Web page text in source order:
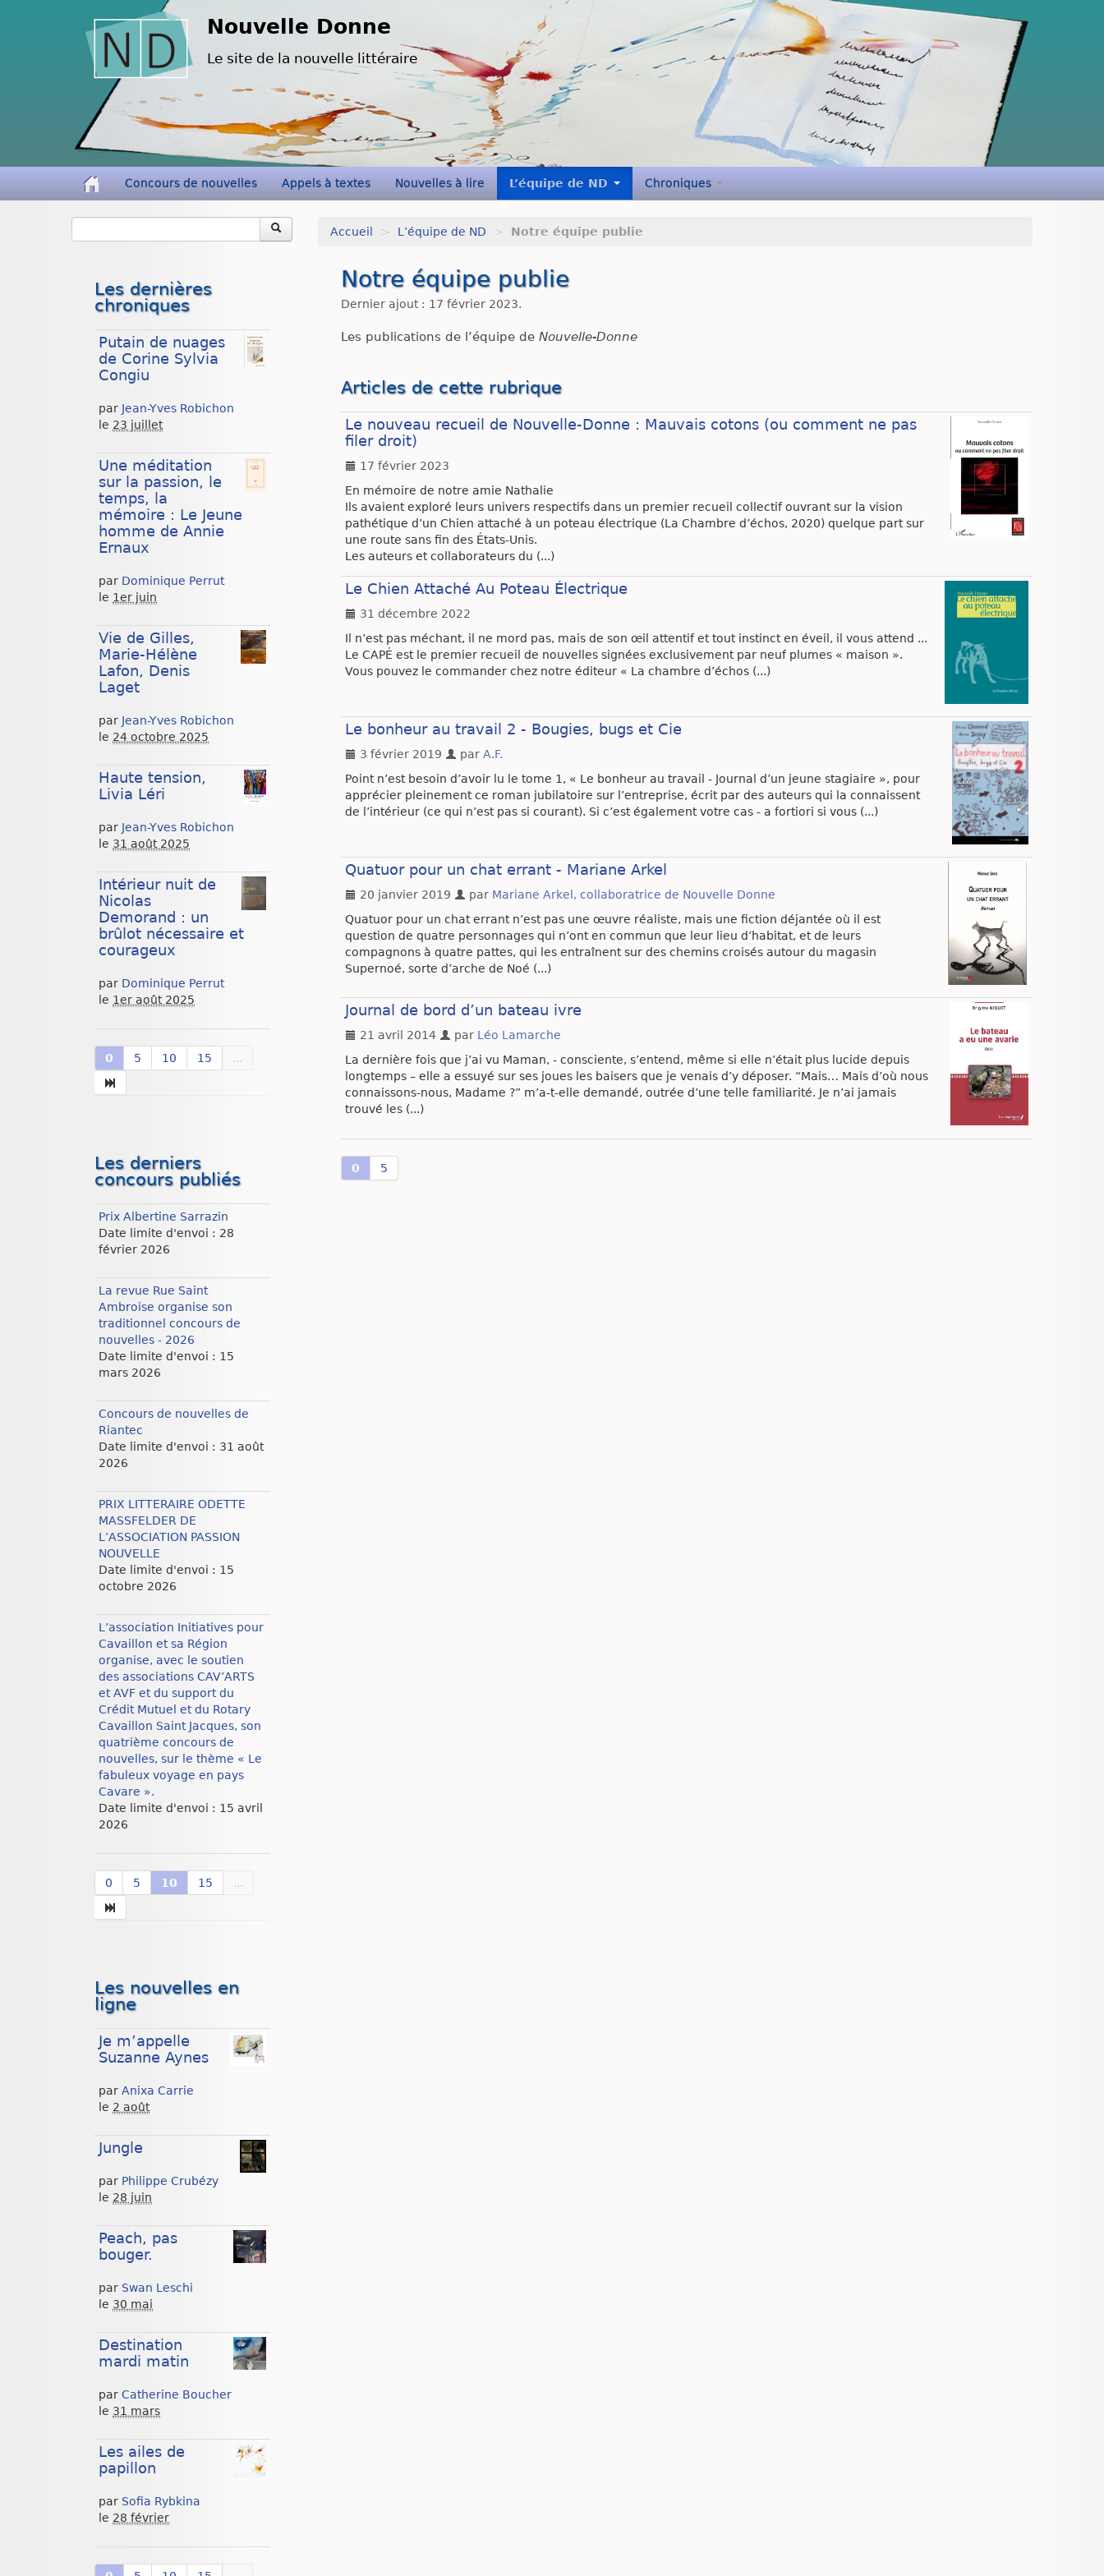
Nouvelle Donne
Le site de la nouvelle littéraire
Concours de nouvelles Appels à textes Nouvelles à lire L’équipe de ND Chroniques
Accueil > L’équipe de ND > Notre équipe publie
Notre équipe publie
Dernier ajout : 17 février 2023.
Les publications de l’équipe de Nouvelle-Donne
Articles de cette rubrique
Le nouveau recueil de Nouvelle-Donne : Mauvais cotons (ou comment ne pas
filer droit)
17 février 2023
En mémoire de notre amie Nathalie
Ils avaient exploré leurs univers respectifs dans un premier recueil collectif ouvrant sur la vision
pathétique d’un Chien attaché à un poteau électrique (La Chambre d’échos, 2020) quelque part sur
une route sans fin des États-Unis.
Les auteurs et collaborateurs du (...)
Le Chien Attaché Au Poteau Électrique
31 décembre 2022
Il n’est pas méchant, il ne mord pas, mais de son œil attentif et tout instinct en éveil, il vous attend ...
Le CAPÉ est le premier recueil de nouvelles signées exclusivement par neuf plumes « maison ».
Vous pouvez le commander chez notre éditeur « La chambre d’échos (...)
Le bonheur au travail 2 - Bougies, bugs et Cie
3 février 2019 par A.F.
Point n’est besoin d’avoir lu le tome 1, « Le bonheur au travail - Journal d’un jeune stagiaire », pour
apprécier pleinement ce roman jubilatoire sur l’entreprise, écrit par des auteurs qui la connaissent
de l’intérieur (ce qui n’est pas si courant). Si c’est également votre cas - a fortiori si vous (...)
Quatuor pour un chat errant - Mariane Arkel
20 janvier 2019 par Mariane Arkel, collaboratrice de Nouvelle Donne
Quatuor pour un chat errant n’est pas une œuvre réaliste, mais une fiction déjantée où il est
question de quatre personnages qui n’ont en commun que leur lieu d’habitat, et de leurs
compagnons à quatre pattes, qui les entraînent sur des chemins croisés autour du magasin
Supernoé, sorte d’arche de Noé (...)
Journal de bord d’un bateau ivre
21 avril 2014 par Léo Lamarche
La dernière fois que j’ai vu Maman, - consciente, s’entend, même si elle n’était plus lucide depuis
longtemps – elle a essuyé sur ses joues les baisers que je venais d’y déposer. “Mais… Mais d’où nous
connaissons-nous, Madame ?” m’a-t-elle demandé, outrée d’une telle familiarité. Je n’ai jamais
trouvé les (...)
0 5
Les dernières
chroniques
Putain de nuages
de Corine Sylvia
Congiu
par Jean-Yves Robichon
le 23 juillet
Une méditation
sur la passion, le
temps, la
mémoire : Le Jeune
homme de Annie
Ernaux
par Dominique Perrut
le 1er juin
Vie de Gilles,
Marie-Hélène
Lafon, Denis
Laget
par Jean-Yves Robichon
le 24 octobre 2025
Haute tension,
Livia Léri
par Jean-Yves Robichon
le 31 août 2025
Intérieur nuit de
Nicolas
Demorand : un
brûlot nécessaire et
courageux
par Dominique Perrut
le 1er août 2025
0 5 10 15 ...
Les derniers
concours publiés
Prix Albertine Sarrazin
Date limite d'envoi : 28
février 2026
La revue Rue Saint
Ambroise organise son
traditionnel concours de
nouvelles - 2026
Date limite d'envoi : 15
mars 2026
Concours de nouvelles de
Riantec
Date limite d'envoi : 31 août
2026
PRIX LITTERAIRE ODETTE
MASSFELDER DE
L’ASSOCIATION PASSION
NOUVELLE
Date limite d'envoi : 15
octobre 2026
L’association Initiatives pour
Cavaillon et sa Région
organise, avec le soutien
des associations CAV’ARTS
et AVF et du support du
Crédit Mutuel et du Rotary
Cavaillon Saint Jacques, son
quatrième concours de
nouvelles, sur le thème « Le
fabuleux voyage en pays
Cavare ».
Date limite d'envoi : 15 avril
2026
0 5 10 15 ...
Les nouvelles en
ligne
Je m’appelle
Suzanne Aynes
par Anixa Carrie
le 2 août
Jungle
par Philippe Crubézy
le 28 juin
Peach, pas
bouger.
par Swan Leschi
le 30 mai
Destination
mardi matin
par Catherine Boucher
le 31 mars
Les ailes de
papillon
par Sofia Rybkina
le 28 février